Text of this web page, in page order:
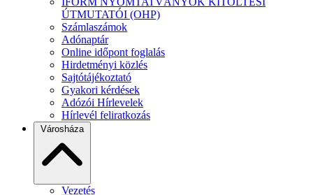
ÚTMUTATÓI (OHP)
Számlaszámok
Adónaptár
Online időpont foglalás
Hirdetményi közlés
Sajtótájékoztató
Gyakori kérdések
Adózói Hírlevelek
Hírlevél feliratkozás
Városháza
Vezetés